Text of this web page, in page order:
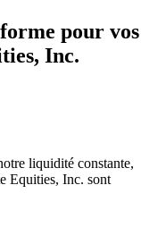
pour vos
Inc.
liquidité constante,
Equities, Inc. sont